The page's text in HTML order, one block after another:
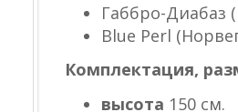
Габбро-Диабаз
Blue Perl
Комплектация,
высота 150 см.